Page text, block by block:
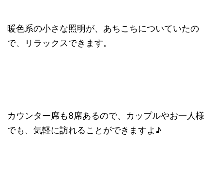
暖色系の小さな照明が、あちこちについていたの
で、リラックスできます。
カウンター席も8席あるので、カップルやお一人様
でも、気軽に訪れることができますよ♪